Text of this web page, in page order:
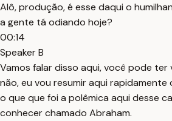
Alô, produção, é esse daqui o
a gente tá odiando hoje?
00:14
Speaker B
Vamos falar disso aqui, você pode ter
não, eu vou resumir aqui
o que que foi a polêmica aqui desse
conhecer chamado Abraham.